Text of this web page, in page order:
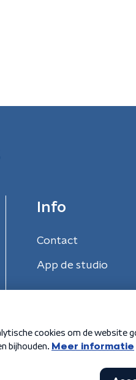
Info
Contact
App de studio